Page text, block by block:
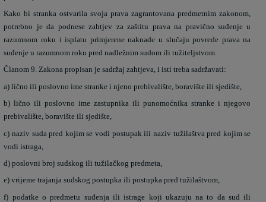
Kako bi stranka ostvarila svoja prava zagrantovana predmetnim zakonom,
potrebno je da podnese zahtjev za zaštitu prava na pravično suđenje u
razumnom roku i isplatu primjerene naknade u slučaju povrede prava na
suđenje u razumnom roku pred nadležnim sudom ili tužiteljstvom.
Članom 9. Zakona propisan je sadržaj zahtjeva, i isti treba sadržavati:
a) lično ili poslovno ime stranke i njeno prebivalište, boravište ili sjedište,
b) lično ili poslovno ime zastupnika ili punomoćnika stranke i njegovo
prebivalište, boravište ili sjedište,
c) naziv suda pred kojim se vodi postupak ili naziv tužilaštva pred kojim se
vodi istraga,
d) poslovni broj sudskog ili tužilačkog predmeta,
e) vrijeme trajanja sudskog postupka ili postupka pred tužilaštvom,
f) podatke o predmetu suđenja ili istrage koji ukazuju na to da sud ili